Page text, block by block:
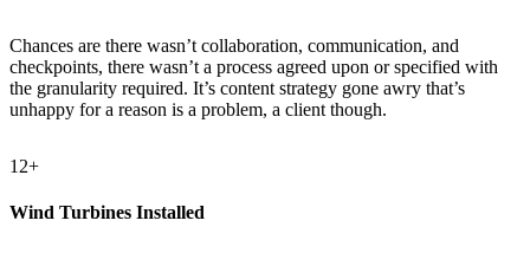
Chances are there wasn’t collaboration, communication, and
checkpoints, there wasn’t a process agreed upon or specified with
the granularity required. It’s content strategy gone awry that’s
unhappy for a reason is a problem, a client though.
12+
Wind Turbines Installed